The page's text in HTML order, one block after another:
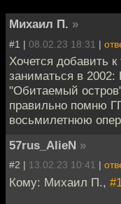
Михаил П. »
#1 | 08.02.23 18:31 |
Хочется добавить
заниматься в
"Обитаемый
правильно помню
восьмилетнюю
57rus_AlieN »
#2 | 13.02.23 10:41 |
Кому: Михаил П.,